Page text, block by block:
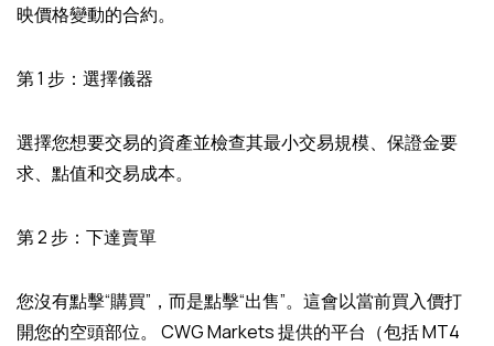
映價格變動的合約。
第 1 步：選擇儀器
選擇您想要交易的資產並檢查其最小交易規模、保證金要
求、點值和交易成本。
第 2 步：下達賣單
您沒有點擊“購買”，而是點擊“出售”。這會以當前買入價打
開您的空頭部位。 CWG Markets 提供的平台（包括 MT4